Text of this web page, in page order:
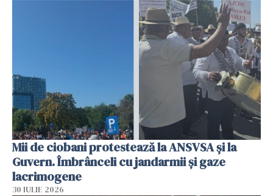
Mii de ciobani protestează la ANSVSA și la
Guvern. Îmbrânceli cu jandarmii și gaze
lacrimogene
30 IULIE 2026